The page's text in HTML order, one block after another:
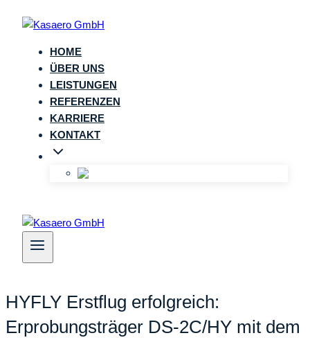
Inhalt
HOME
ÜBER UNS
LEISTUNGEN
REFERENZEN
KARRIERE
KONTAKT
HYFLY Erstflug erfolgreich:
Erprobungsträger DS-2C/HY mit dem